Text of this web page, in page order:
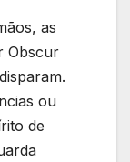
as
Obscur
ou
de